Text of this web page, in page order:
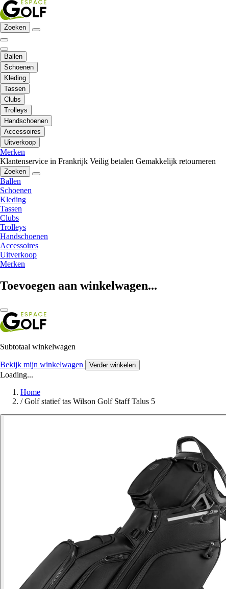
Zoeken
Ballen
Schoenen
Kleding
Tassen
Clubs
Trolleys
Handschoenen
Accessoires
Uitverkoop
Merken
Klantenservice in Frankrijk Veilig betalen Gemakkelijk retourneren
Zoeken
Ballen
Schoenen
Kleding
Tassen
Clubs
Trolleys
Handschoenen
Accessoires
Uitverkoop
Merken
Toevoegen aan winkelwagen...
Subtotaal winkelwagen
Bekijk mijn winkelwagen Verder winkelen
Loading...
Home
/ Golf statief tas Wilson Golf Staff Talus 5